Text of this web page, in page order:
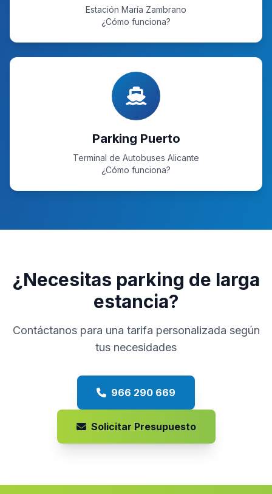
Estación María Zambrano
¿Cómo funciona?
Parking Puerto
Terminal de Autobuses Alicante
¿Cómo funciona?
¿Necesitas parking de larga
estancia?
Contáctanos para una tarifa personalizada según
tus necesidades
966 290 669
Solicitar Presupuesto